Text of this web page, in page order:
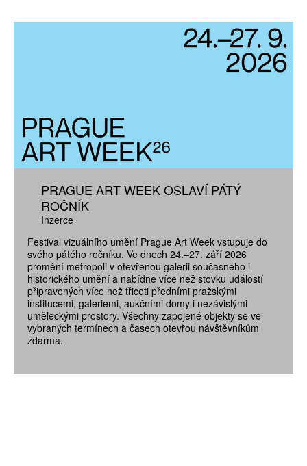
PRAGUE ART WEEK OSLAVÍ PÁTÝ
ROČNÍK
Inzerce
Festival vizuálního umění Prague Art Week vstupuje do
svého pátého ročníku. Ve dnech 24.–27. září 2026
promění metropoli v otevřenou galerii současného i
historického umění a nabídne více než stovku událostí
připravených více než třiceti předními pražskými
institucemi, galeriemi, aukčními domy i nezávislými
uměleckými prostory. Všechny zapojené objekty se ve
vybraných termínech a časech otevřou návštěvníkům
zdarma.